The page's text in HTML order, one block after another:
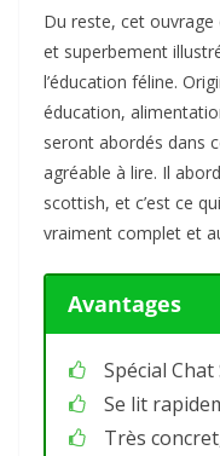
Du reste, cet
et superbement
l’éducation féline.
éducation,
seront abordés dans
agréable à lire. Il
scottish, et c’est ce
vraiment complet et
Avantages
Spécial Chat
Se lit
Très